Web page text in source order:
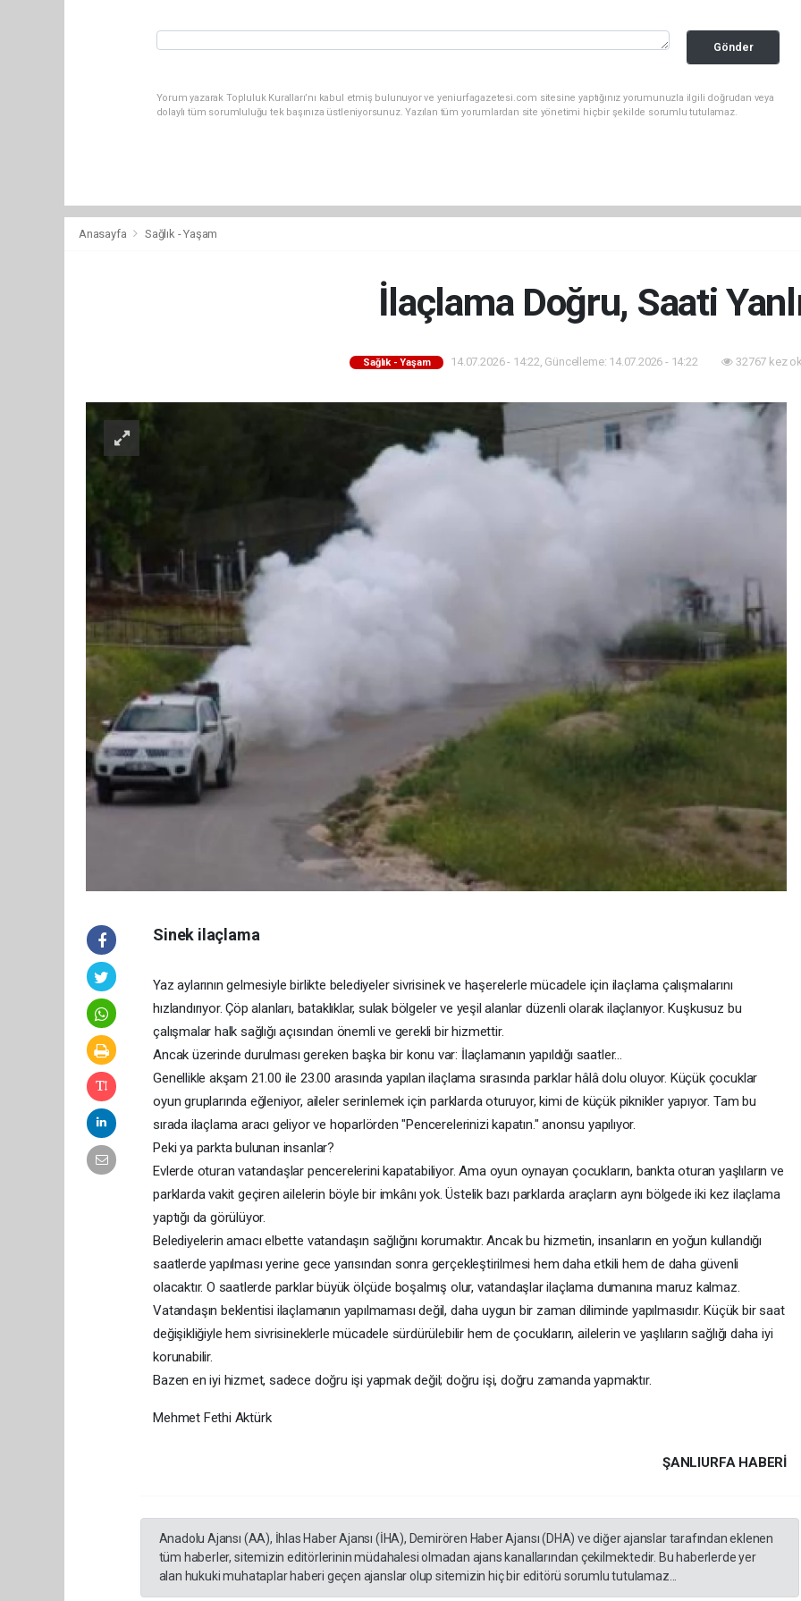
Gönder
Yorum yazarak Topluluk Kuralları’nı kabul etmiş bulunuyor ve yeniurfagazetesi.com sitesine yaptığınız yorumunuzla ilgili doğrudan veya
dolaylı tüm sorumluluğu tek başınıza üstleniyorsunuz. Yazılan tüm yorumlardan site yönetimi hiçbir şekilde sorumlu tutulamaz.
Anasayfa Sağlık - Yaşam
İlaçlama Doğru, Saati
Sağlık - Yaşam 14.07.2026 - 14:22, Güncelleme: 14.07.2026 - 14:22 32767 kez
Sinek ilaçlama
Yaz aylarının gelmesiyle birlikte belediyeler sivrisinek ve haşerelerle mücadele için ilaçlama çalışmalarını
hızlandırıyor. Çöp alanları, bataklıklar, sulak bölgeler ve yeşil alanlar düzenli olarak ilaçlanıyor. Kuşkusuz bu
çalışmalar halk sağlığı açısından önemli ve gerekli bir hizmettir.
Ancak üzerinde durulması gereken başka bir konu var: İlaçlamanın yapıldığı saatler...
Genellikle akşam 21.00 ile 23.00 arasında yapılan ilaçlama sırasında parklar hâlâ dolu oluyor. Küçük çocuklar
oyun gruplarında eğleniyor, aileler serinlemek için parklarda oturuyor, kimi de küçük piknikler yapıyor. Tam bu
sırada ilaçlama aracı geliyor ve hoparlörden "Pencerelerinizi kapatın." anonsu yapılıyor.
Peki ya parkta bulunan insanlar?
Evlerde oturan vatandaşlar pencerelerini kapatabiliyor. Ama oyun oynayan çocukların, bankta oturan yaşlıların ve
parklarda vakit geçiren ailelerin böyle bir imkânı yok. Üstelik bazı parklarda araçların aynı bölgede iki kez ilaçlama
yaptığı da görülüyor.
Belediyelerin amacı elbette vatandaşın sağlığını korumaktır. Ancak bu hizmetin, insanların en yoğun kullandığı
saatlerde yapılması yerine gece yarısından sonra gerçekleştirilmesi hem daha etkili hem de daha güvenli
olacaktır. O saatlerde parklar büyük ölçüde boşalmış olur, vatandaşlar ilaçlama dumanına maruz kalmaz.
Vatandaşın beklentisi ilaçlamanın yapılmaması değil, daha uygun bir zaman diliminde yapılmasıdır. Küçük bir saat
değişikliğiyle hem sivrisineklerle mücadele sürdürülebilir hem de çocukların, ailelerin ve yaşlıların sağlığı daha iyi
korunabilir.
Bazen en iyi hizmet, sadece doğru işi yapmak değil; doğru işi, doğru zamanda yapmaktır.
Mehmet Fethi Aktürk
ŞANLIURFA HABERİ
Anadolu Ajansı (AA), İhlas Haber Ajansı (İHA), Demirören Haber Ajansı (DHA) ve diğer ajanslar tarafından eklenen
tüm haberler, sitemizin editörlerinin müdahalesi olmadan ajans kanallarından çekilmektedir. Bu haberlerde yer
alan hukuki muhataplar haberi geçen ajanslar olup sitemizin hiç bir editörü sorumlu tutulamaz...